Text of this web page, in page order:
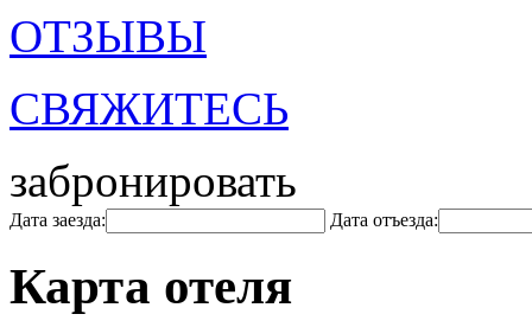
ОТЗЫВЫ
СВЯЖИТЕСЬ
забронировать
Дата заезда: Дата отъезда:
Карта отеля